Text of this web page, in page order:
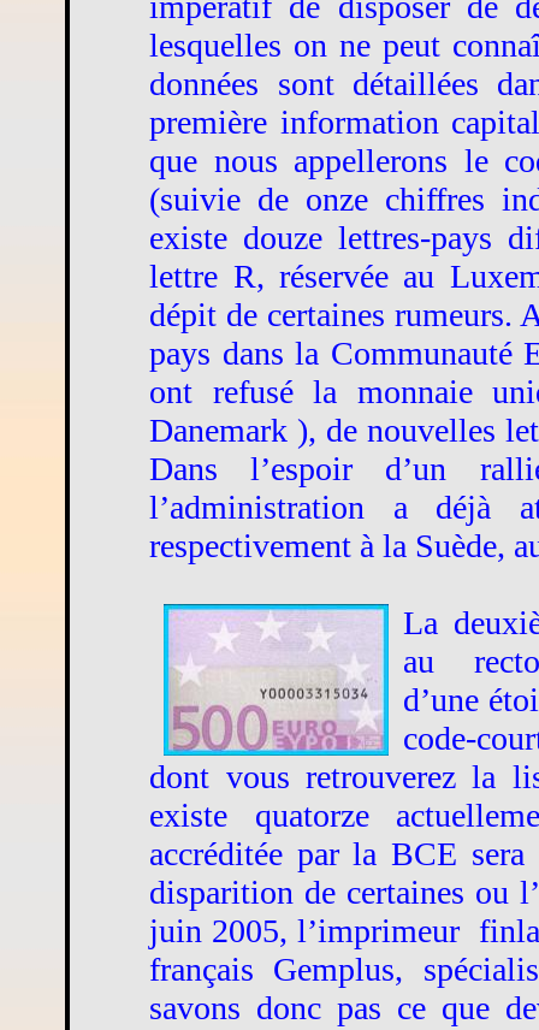
lesquelles on ne peut
données sont détaillées
première information
que nous appellerons le
(suivie de onze chiffres
existe douze lettres-pays
lettre R, réservée au
dépit de certaines rumeurs.
pays dans la Communauté
ont refusé la monnaie
Danemark ), de nouvelles
Dans l’espoir d’un
l’administration a
respectivement à la Suède,
La
au
d’une
code-
dont vous retrouverez la
existe quatorze
accréditée par la BCE sera
disparition de certaines ou
juin 2005, l’imprimeur
français Gemplus,
savons donc pas ce que